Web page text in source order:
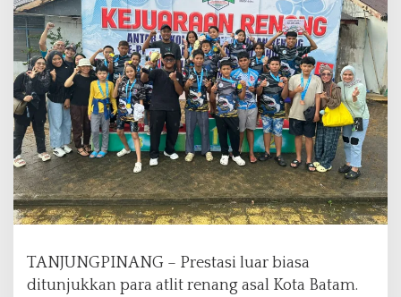
A
t
l
i
t
R
e
n
a
n
g
E
C
M
TANJUNGPINANG – Prestasi luar biasa
ditunjukkan para atlit renang asal Kota Batam.